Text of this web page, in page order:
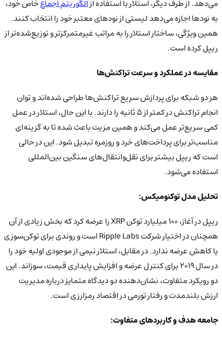
می‌دهد. از طرف دیگر، استلار با استفاده ازالگوریتم اجماعخاص خود،
به نودها اجازه می‌دهد لیستی از نودهای معتبر خود را انتخاب کنند.
همین ویژگی، ساختار استلار را به مراتب غیرمتمرکزتر و توزیع‌شده‌تر از
ریپل کرده است.
مقایسه در عملکرد و سرعت تراکنش‌ها
هر دو شبکه برای پردازش سریع تراکنش‌ها طراحی شده‌اند و توان
انجام تراکنش در کمتر از ۵ ثانیه را دارند. با این حال، استلار در عمل
کمی سریع‌تر عمل می‌کند و همین مزیت باعث شده تا به گزینه‌ای
مناسب‌تر برای پرداخت‌های خرد و روزمره تبدیل شود. این در حالی
است که ریپل بیشتر برای نقل‌و‌انتقال‌های سنگین بین‌المللی
استفاده می‌شود.
تحلیل مدل توکنومیکس:
ریپل در آغاز، ۱۰۰ میلیارد توکن XRP را عرضه کرد که بخش زیادی از آن
همچنان در اختیار شرکت Ripple Labs است و روندی برای توکن‌سوزی
یا کاهش عرضه ندارد. در مقابل، استلار نیمی از موجودی اولیه خود را
در سال ۲۰۱۹ برای کنترل عرضه و افزایش پایداری قیمت، سوزاند. این
دو رویکرد متفاوت، نشان‌دهنده دو دیدگاه متمایز درباره مدیریت
ارزش بلندمدت و رفتار تورمی در اقتصاد رمزارزی است.
جامعه هدف و کاربردهای متفاوت: